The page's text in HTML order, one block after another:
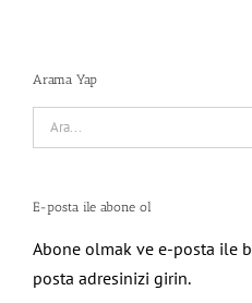
Arama Yap
Search
for:
E-posta ile abone ol
Abone olmak ve e-posta ile
posta adresinizi girin.